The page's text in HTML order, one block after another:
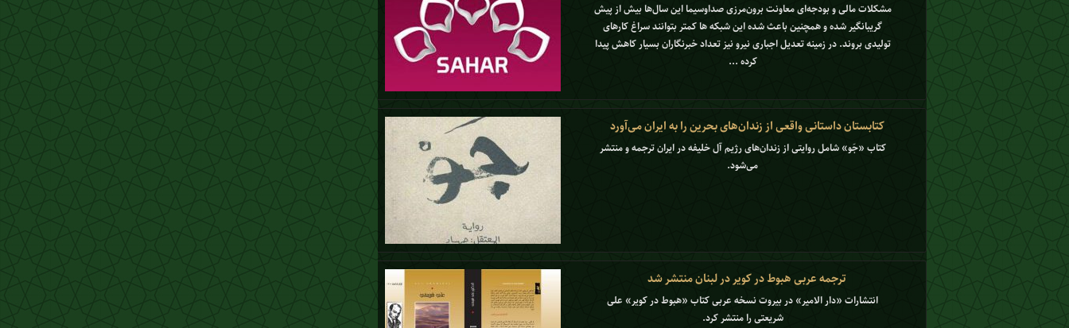
مشکلات مالی و بودجه‌ای معاونت برون‌مرزی صداوسیما این سال‌ها بیش از پیش
گریبانگیر شده و همچنین باعث شده این شبکه ها کمتر بتوانند سراغ کارهای
تولیدی بروند. در زمینه تعدیل اجباری نیرو نیز تعداد خبرنگاران بسیار کاهش پیدا
کرده ...
کتابستان داستانی واقعی از زندان‌های بحرین را به ایران می‌آورد
کتاب «جَو» شامل روایتی از زندان‌های رژیم آل خلیفه در ایران ترجمه و منتشر
می‌شود.
ترجمه عربی هبوط در کویر در لبنان منتشر شد
انتشارات «دار الامیر» در بیروت نسخه عربی کتاب «هبوط در کویر» علی
شریعتی را منتشر کرد.